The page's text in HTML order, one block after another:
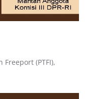
(PTFI),